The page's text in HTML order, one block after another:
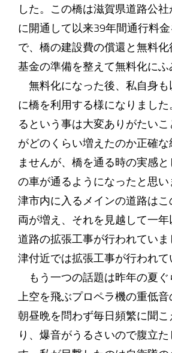
した。この橋は滋賀県道路公
に開通して以来39年間通行料
で、橋の建設費の償還と無料
基金の準備を整えて無料化にふ
無料化になった後、私自身も
に橋を利用する様になりまし
るという事は大変ありがたい
がどのくらい増えたのか正確な
ませんが、橋を通る時の実感
の車が通るようになったと思
津市内に入るメインの道路は
両が増え、それを見越して一
道路の拡張工事が行われてい
津付近では拡張工事が行われて
もう一つの話題は昨年の夏ぐ
上空を飛ぶプロペラ機の重低
朝昼晩を問わず毎日頻繁に聞
り、爆音がうるさいので腹立